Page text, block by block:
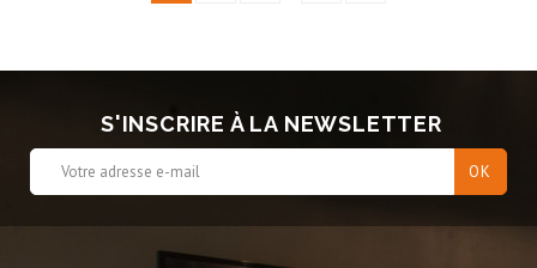
S'INSCRIRE À LA NEWSLETTER